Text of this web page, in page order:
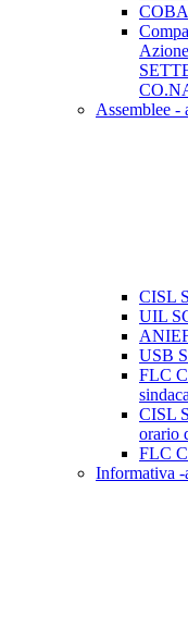
Assemblee -
CISL
UIL
USB
FLC
CISL
orario
FLC
Informativa -